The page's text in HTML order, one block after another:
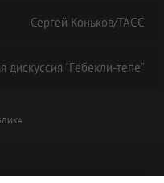
Сергей Коньков/ТАСС
дискуссия "Гёбекли-тепе"